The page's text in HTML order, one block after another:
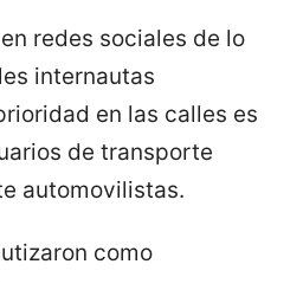
redes sociales de lo
internautas
en las calles es
de transporte
automovilistas.
como